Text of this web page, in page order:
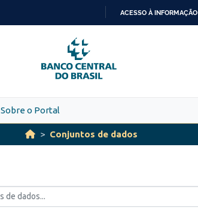
PARA
O
CONTEÚDO
ACESSO À INFORMAÇÃO
Sobre o Portal
Conjuntos de dados